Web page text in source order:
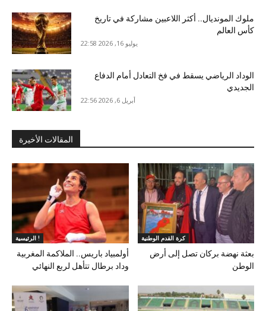
ملوك المونديال.. أكثر اللاعبين مشاركة في تاريخ
كأس العالم
يوليو 16, 2026 22:58
الوداد الرياضي يسقط في فخ التعادل أمام الدفاع
الجديدي
أبريل 6, 2026 22:56
المقالات الأخيرة
الرئيسية !
أولمبياد باريس.. الملاكمة المغربية
وداد برطال تتأهل لربع النهائي
كرة القدم الوطنية
بعثة نهضة بركان تصل إلى أرض
الوطن